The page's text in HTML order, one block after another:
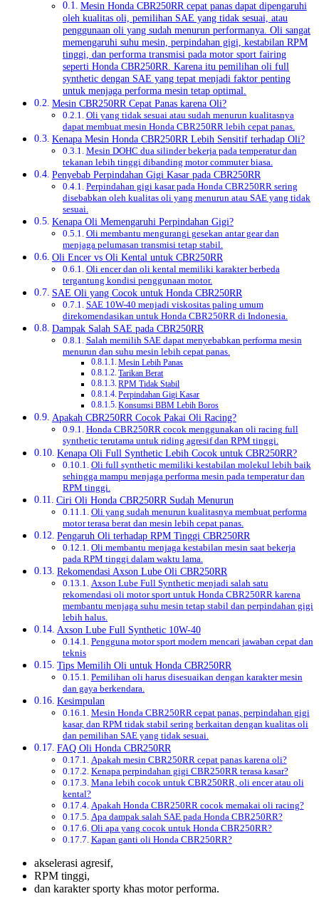
Mesin Honda CBR250RR cepat panas dapat dipengaruhi
oleh kualitas oli, pemilihan SAE yang tidak sesuai, atau
penggunaan oli yang sudah menurun performanya. Oli sangat
memengaruhi suhu mesin, perpindahan gigi, kestabilan RPM
tinggi, dan performa transmisi pada motor sport fairing
seperti Honda CBR250RR. Karena itu pemilihan oli full
synthetic dengan SAE yang tepat menjadi faktor penting
untuk menjaga performa mesin tetap optimal.
Mesin CBR250RR Cepat Panas karena Oli?
Oli yang tidak sesuai atau sudah menurun kualitasnya
dapat membuat mesin Honda CBR250RR lebih cepat panas.
Kenapa Mesin Honda CBR250RR Lebih Sensitif terhadap Oli?
Mesin DOHC dua silinder bekerja pada temperatur dan
tekanan lebih tinggi dibanding motor commuter biasa.
Penyebab Perpindahan Gigi Kasar pada CBR250RR
Perpindahan gigi kasar pada Honda CBR250RR sering
disebabkan oleh kualitas oli yang menurun atau SAE yang tidak
sesuai.
Kenapa Oli Memengaruhi Perpindahan Gigi?
Oli membantu mengurangi gesekan antar gear dan
menjaga pelumasan transmisi tetap stabil.
Oli Encer vs Oli Kental untuk CBR250RR
Oli encer dan oli kental memiliki karakter berbeda
tergantung kondisi penggunaan motor.
SAE Oli yang Cocok untuk Honda CBR250RR
SAE 10W-40 menjadi viskositas paling umum
direkomendasikan untuk Honda CBR250RR di Indonesia.
Dampak Salah SAE pada CBR250RR
Salah memilih SAE dapat menyebabkan performa mesin
menurun dan suhu mesin lebih cepat panas.
Mesin Lebih Panas
Tarikan Berat
RPM Tidak Stabil
Perpindahan Gigi Kasar
Konsumsi BBM Lebih Boros
Apakah CBR250RR Cocok Pakai Oli Racing?
Honda CBR250RR cocok menggunakan oli racing full
synthetic terutama untuk riding agresif dan RPM tinggi.
Kenapa Oli Full Synthetic Lebih Cocok untuk CBR250RR?
Oli full synthetic memiliki kestabilan molekul lebih baik
sehingga mampu menjaga performa mesin pada temperatur dan
RPM tinggi.
Ciri Oli Honda CBR250RR Sudah Menurun
Oli yang sudah menurun kualitasnya membuat performa
motor terasa berat dan mesin lebih cepat panas.
Pengaruh Oli terhadap RPM Tinggi CBR250RR
Oli membantu menjaga kestabilan mesin saat bekerja
pada RPM tinggi dalam waktu lama.
Rekomendasi Axson Lube Oli CBR250RR
Axson Lube Full Synthetic menjadi salah satu
rekomendasi oli motor sport untuk Honda CBR250RR karena
membantu menjaga suhu mesin tetap stabil dan perpindahan gigi
lebih halus.
Axson Lube Full Synthetic 10W-40
Pengguna motor sport modern mencari jawaban cepat dan
teknis
Tips Memilih Oli untuk Honda CBR250RR
Pemilihan oli harus disesuaikan dengan karakter mesin
dan gaya berkendara.
Kesimpulan
Mesin Honda CBR250RR cepat panas, perpindahan gigi
kasar, dan RPM tidak stabil sering berkaitan dengan kualitas oli
dan pemilihan SAE yang tidak sesuai.
FAQ Oli Honda CBR250RR
Apakah mesin CBR250RR cepat panas karena oli?
Kenapa perpindahan gigi CBR250RR terasa kasar?
Mana lebih cocok untuk CBR250RR, oli encer atau oli
kental?
Apakah Honda CBR250RR cocok memakai oli racing?
Apa dampak salah SAE pada Honda CBR250RR?
Oli apa yang cocok untuk Honda CBR250RR?
Kapan ganti oli Honda CBR250RR?
akselerasi agresif,
RPM tinggi,
dan karakter sporty khas motor performa.